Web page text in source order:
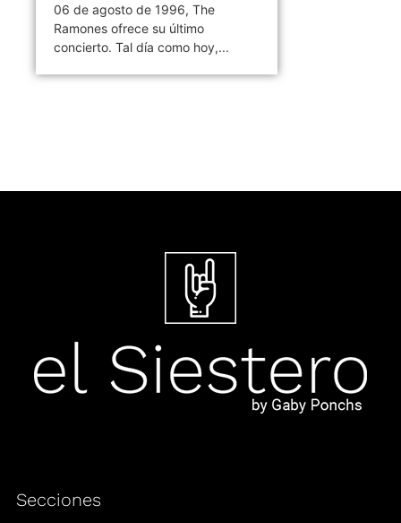
06 de agosto de 1996, The
Ramones ofrece su último
concierto. Tal día como hoy,...
Secciones